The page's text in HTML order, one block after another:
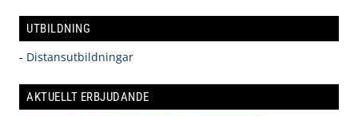
UTBILDNING
- Distansutbildningar
AKTUELLT ERBJUDANDE